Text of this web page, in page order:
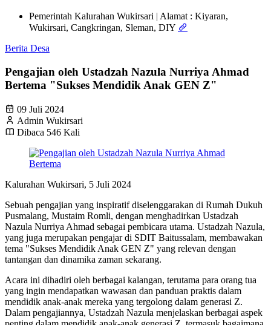
Pemerintah Kalurahan Wukirsari | Alamat : Kiyaran,
Wukirsari, Cangkringan, Sleman, DIY
Berita Desa
Pengajian oleh Ustadzah Nazula Nurriya Ahmad
Bertema "Sukses Mendidik Anak GEN Z"
09 Juli 2024
Admin Wukirsari
Dibaca 546 Kali
Kalurahan Wukirsari, 5 Juli 2024
Sebuah pengajian yang inspiratif diselenggarakan di Rumah Dukuh
Pusmalang, Mustaim Romli, dengan menghadirkan Ustadzah
Nazula Nurriya Ahmad sebagai pembicara utama. Ustadzah Nazula,
yang juga merupakan pengajar di SDIT Baitussalam, membawakan
tema "Sukses Mendidik Anak GEN Z" yang relevan dengan
tantangan dan dinamika zaman sekarang.
Acara ini dihadiri oleh berbagai kalangan, terutama para orang tua
yang ingin mendapatkan wawasan dan panduan praktis dalam
mendidik anak-anak mereka yang tergolong dalam generasi Z.
Dalam pengajiannya, Ustadzah Nazula menjelaskan berbagai aspek